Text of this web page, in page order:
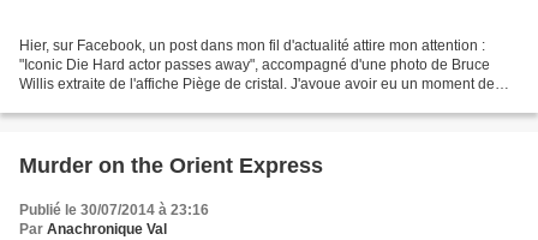
Hier, sur Facebook, un post dans mon fil d'actualité attire mon attention :
"Iconic Die Hard actor passes away", accompagné d'une photo de Bruce
Willis extraite de l'affiche Piège de cristal. J'avoue avoir eu un moment de
Murder on the Orient Express
Publié le 30/07/2014 à 23:16
Par Anachronique Val